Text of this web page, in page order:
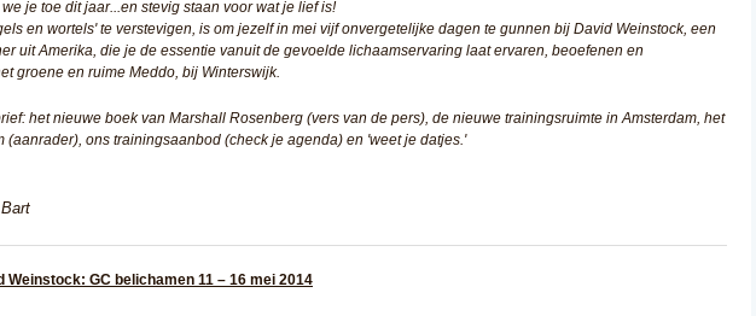
je toe dit jaar...en stevig staan voor wat je lief is!
en wortels' te verstevigen, is om jezelf in mei vijf onvergetelijke dagen te gunnen bij David Weinstock, een
uit Amerika, die je de essentie vanuit de gevoelde lichaamservaring laat ervaren, beoefenen en
groene en ruime Meddo, bij Winterswijk.
het nieuwe boek van Marshall Rosenberg (vers van de pers), de nieuwe trainingsruimte in Amsterdam, het
(aanrader), ons trainingsaanbod (check je agenda) en 'weet je datjes.'
Weinstock: GC belichamen 11 – 16 mei 2014